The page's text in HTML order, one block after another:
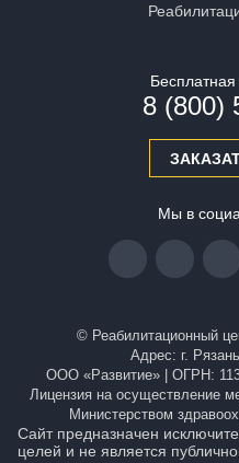
Бесплатная
8 (800)
Мы в
© Реабилитационный
Адрес: г.
ООО «Развитие» | ОГРН:
Лицензия на осуществление
Министерством
Сайт предназначен
целей и не является